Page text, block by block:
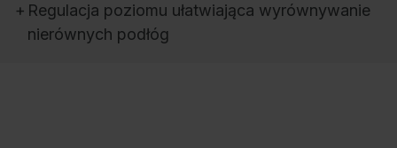
+ Regulacja poziomu ułatwiająca wyrównywanie
nierównych podłóg